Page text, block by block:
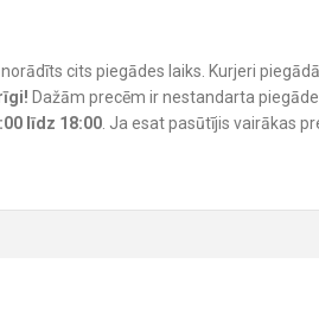
cits piegādes laiks. Kurjeri
Dažām precēm ir nestandarta
līdz 18:00 . Ja esat pasūtījis vairākas